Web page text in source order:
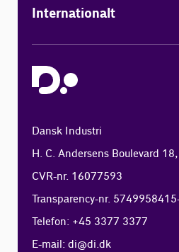
Internationalt
Dansk Industri
H. C. Andersens Boulevard
CVR-nr. 16077593
Transparency-nr.
Telefon: +45 3377 3377
E-mail:di@di.dk